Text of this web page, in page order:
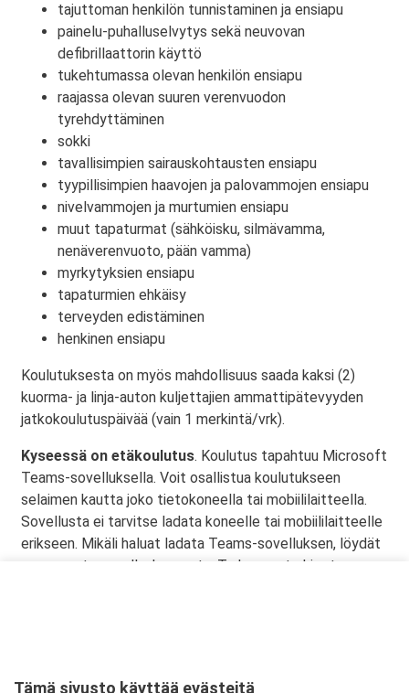
tajuttoman henkilön tunnistaminen ja ensiapu
painelu-puhalluselvytys sekä neuvovan
defibrillaattorin käyttö
tukehtumassa olevan henkilön ensiapu
raajassa olevan suuren verenvuodon
tyrehdyttäminen
sokki
tavallisimpien sairauskohtausten ensiapu
tyypillisimpien haavojen ja palovammojen ensiapu
nivelvammojen ja murtumien ensiapu
muut tapaturmat (sähköisku, silmävamma,
nenäverenvuoto, pään vamma)
myrkytyksien ensiapu
tapaturmien ehkäisy
terveyden edistäminen
henkinen ensiapu
Koulutuksesta on myös mahdollisuus saada kaksi (2)
kuorma- ja linja-auton kuljettajien ammattipätevyyden
jatkokoulutuspäivää (vain 1 merkintä/vrk).
Kyseessä on etäkoulutus. Koulutus tapahtuu Microsoft
Teams-sovelluksella. Voit osallistua koulutukseen
selaimen kautta joko tietokoneella tai mobiililaitteella.
Sovellusta ei tarvitse ladata koneelle tai mobiililaitteelle
erikseen. Mikäli haluat ladata Teams-sovelluksen, löydät
sen omasta sovelluskaupasta. Tarkemmat ohjeet
Tämä sivusto käyttää evästeitä